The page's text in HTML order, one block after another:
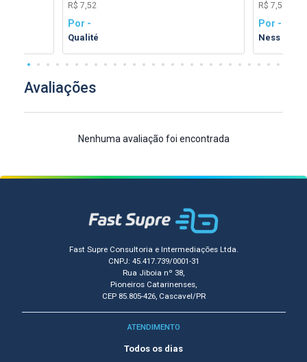
R$ 7,52
Por -
Qualité
R$ 7,52
Por -
Ness
Avaliações
Nenhuma avaliação foi encontrada
Fast Supre Consultoria e Intermediações Ltda.
CNPJ: 45.417.739/0001-31
Rua Jiboia nº 38,
Pioneiros Catarinenses,
CEP 85.805-426, Cascavel/PR
ATENDIMENTO
Todos os dias